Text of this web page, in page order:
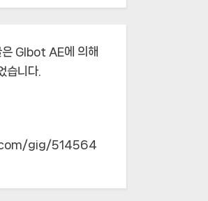
은 Glbot AE에 의해
습니다.
gig/514564